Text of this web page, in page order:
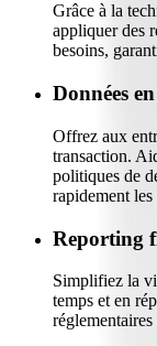
Grâce à la
appliquer des
besoins,
Données
Offrez aux
transaction.
politiques de
rapidement les
Reporting
Simplifiez la
temps et en